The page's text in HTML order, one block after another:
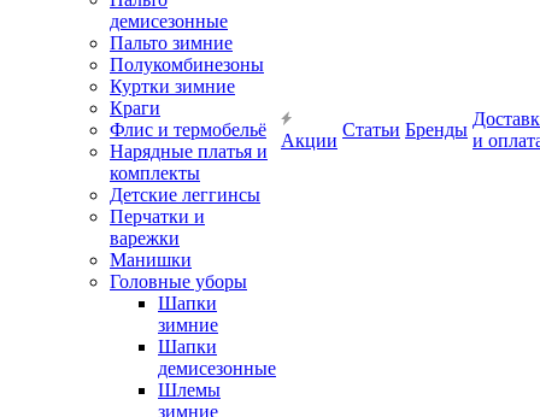
демисезонные
Пальто зимние
Полукомбинезоны
Куртки зимние
Краги
Флис и термобельё
Нарядные платья и
комплекты
Детские леггинсы
Перчатки и
варежки
Манишки
Головные уборы
Шапки
зимние
Шапки
демисезонные
Шлемы
зимние
Акции
Статьи Бренды
и